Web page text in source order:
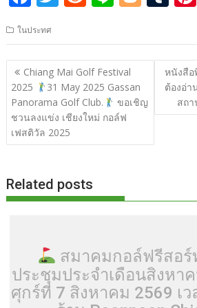
e
b
o
o
k
itt
er
d
di
t
e g
g
m
bl
r
ในประทศ
แนะแนว
เรื่อง
Chiang Mai Golf Festival
2025
31 May 2025 Gassan
Panorama Golf Club.
ขอเชิญ
ชวนลงแข่ง เชียงใหม่ กอล์ฟ
เฟสติวัล 2025
หนังสือ
ต้องอ่า
สถ
Related posts
สมาคมกอล์ฟรีสอร์
ประชุมประจำเดือนสิงหา
ศุกร์ที่ 7 สิงหาคม 2569 เ